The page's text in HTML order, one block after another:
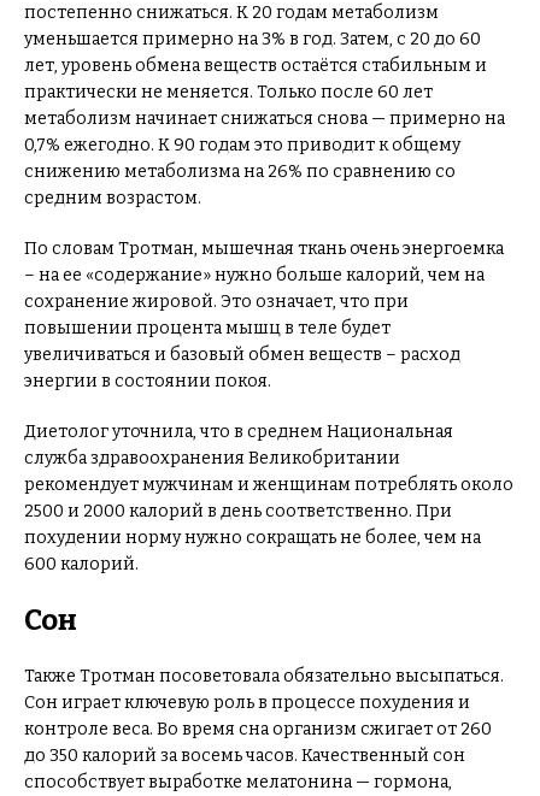
постепенно снижаться. К 20 годам метаболизм
уменьшается примерно на 3% в год. Затем, с 20 до 60
лет, уровень обмена веществ остаётся стабильным и
практически не меняется. Только после 60 лет
метаболизм начинает снижаться снова — примерно на
0,7% ежегодно. К 90 годам это приводит к общему
снижению метаболизма на 26% по сравнению со
средним возрастом.
По словам Тротман, мышечная ткань очень энергоемка
– на ее «содержание» нужно больше калорий, чем на
сохранение жировой. Это означает, что при
повышении процента мышц в теле будет
увеличиваться и базовый обмен веществ – расход
энергии в состоянии покоя.
Диетолог уточнила, что в среднем Национальная
служба здравоохранения Великобритании
рекомендует мужчинам и женщинам потреблять около
2500 и 2000 калорий в день соответственно. При
похудении норму нужно сокращать не более, чем на
600 калорий.
Сон
Также Тротман посоветовала обязательно высыпаться.
Сон играет ключевую роль в процессе похудения и
контроле веса. Во время сна организм сжигает от 260
до 350 калорий за восемь часов. Качественный сон
способствует выработке мелатонина — гормона,